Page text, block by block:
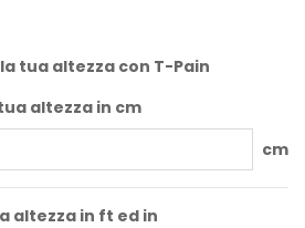
tua altezza con T-Pain
altezza in cm
cm
altezza in ft ed in